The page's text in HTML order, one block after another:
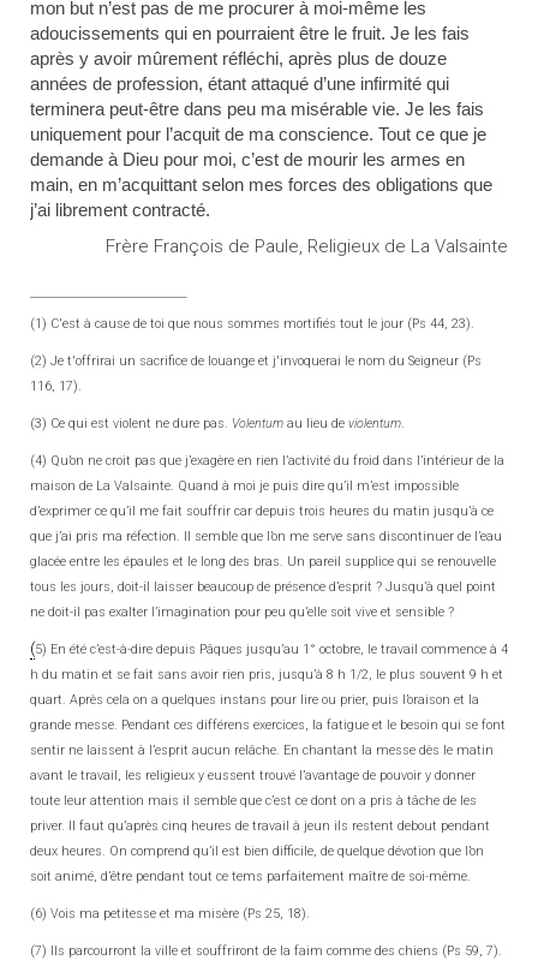
mon but n’est pas de me procurer à moi-même les
adoucissements qui en pourraient être le fruit. Je les fais
après y avoir mûrement réfléchi, après plus de douze
années de profession, étant attaqué d’une infirmité qui
terminera peut-être dans peu ma misérable vie. Je les fais
uniquement pour l’acquit de ma conscience. Tout ce que je
demande à Dieu pour moi, c’est de mourir les armes en
main, en m’acquittant selon mes forces des obligations que
j’ai librement contracté.
Frère François de Paule, Religieux de La Valsainte
(1) C'est à cause de toi que nous sommes mortifiés tout le jour (Ps 44, 23).
(2) Je t'offrirai un sacrifice de louange et j'invoquerai le nom du Seigneur (Ps
116, 17).
(3) Ce qui est violent ne dure pas. Volentum au lieu de violentum.
(4) Qu’on ne croit pas que j’exagère en rien l’activité du froid dans l’intérieur de la
maison de La Valsainte. Quand à moi je puis dire qu’il m’est impossible
d’exprimer ce qu’il me fait souffrir car depuis trois heures du matin jusqu’à ce
que j’ai pris ma réfection. Il semble que l’on me serve sans discontinuer de l’eau
glacée entre les épaules et le long des bras. Un pareil supplice qui se renouvelle
tous les jours, doit-il laisser beaucoup de présence d’esprit ? Jusqu’à quel point
ne doit-il pas exalter l’imagination pour peu qu’elle soit vive et sensible ?
(5) En été c’est-à-dire depuis Pâques jusqu’au 1° octobre, le travail commence à 4
h du matin et se fait sans avoir rien pris, jusqu’à 8 h 1/2, le plus souvent 9 h et
quart. Après cela on a quelques instans pour lire ou prier, puis l’oraison et la
grande messe. Pendant ces différens exercices, la fatigue et le besoin qui se font
sentir ne laissent à l’esprit aucun relâche. En chantant la messe dès le matin
avant le travail, les religieux y eussent trouvé l’avantage de pouvoir y donner
toute leur attention mais il semble que c’est ce dont on a pris à tâche de les
priver. Il faut qu’après cinq heures de travail à jeun ils restent debout pendant
deux heures. On comprend qu’il est bien difficile, de quelque dévotion que l’on
soit animé, d’être pendant tout ce tems parfaitement maître de soi-même.
(6) Vois ma petitesse et ma misère (Ps 25, 18).
(7) Ils parcourront la ville et souffriront de la faim comme des chiens (Ps 59, 7).